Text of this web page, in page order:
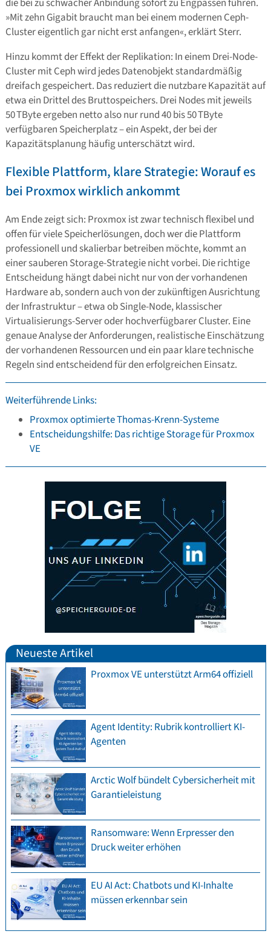
die bei zu schwacher Anbindung sofort zu Engpässen führen.
»Mit zehn Gigabit braucht man bei einem modernen Ceph-
Cluster eigentlich gar nicht erst anfangen«, erklärt Sterr.
Hinzu kommt der Effekt der Replikation: In einem Drei-Node-
Cluster mit Ceph wird jedes Datenobjekt standardmäßig
dreifach gespeichert. Das reduziert die nutzbare Kapazität auf
etwa ein Drittel des Bruttospeichers. Drei Nodes mit jeweils
50 TByte ergeben netto also nur rund 40 bis 50 TByte
verfügbaren Speicherplatz – ein Aspekt, der bei der
Kapazitätsplanung häufig unterschätzt wird.
Flexible Plattform, klare Strategie: Worauf es
bei Proxmox wirklich ankommt
Am Ende zeigt sich: Proxmox ist zwar technisch flexibel und
offen für viele Speicherlösungen, doch wer die Plattform
professionell und skalierbar betreiben möchte, kommt an
einer sauberen Storage-Strategie nicht vorbei. Die richtige
Entscheidung hängt dabei nicht nur von der vorhandenen
Hardware ab, sondern auch von der zukünftigen Ausrichtung
der Infrastruktur – etwa ob Single-Node, klassischer
Virtualisierungs-Server oder hochverfügbarer Cluster. Eine
genaue Analyse der Anforderungen, realistische Einschätzung
der vorhandenen Ressourcen und ein paar klare technische
Regeln sind entscheidend für den erfolgreichen Einsatz.
Weiterführende Links:
Proxmox optimierte Thomas-Krenn-Systeme
Entscheidungshilfe: Das richtige Storage für Proxmox
VE
Neueste Artikel
Proxmox VE unterstützt Arm64 offiziell
Agent Identity: Rubrik kontrolliert KI-
Agenten
Arctic Wolf bündelt Cybersicherheit mit
Garantieleistung
Ransomware: Wenn Erpresser den
Druck weiter erhöhen
EU AI Act: Chatbots und KI-Inhalte
müssen erkennbar sein